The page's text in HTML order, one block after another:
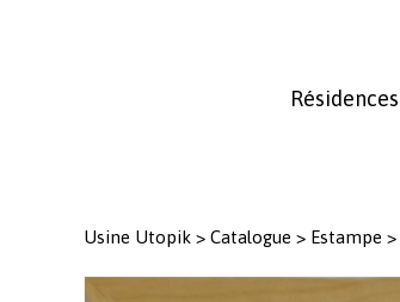
Résidences
Usine Utopik > Catalogue > Estampe >